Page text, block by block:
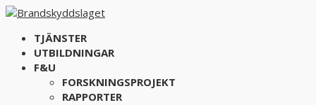
TJÄNSTER
UTBILDNINGAR
F&U
FORSKNINGSPROJEKT
RAPPORTER